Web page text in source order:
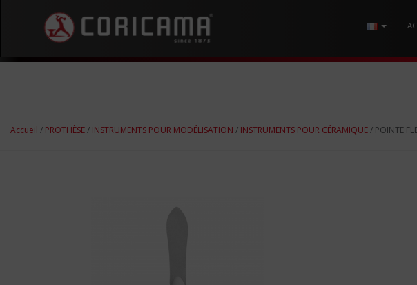
Accueil / PROTHÈSE/ INSTRUMENTS POUR MODÉLISATION / INSTRUMENTS POUR CÉRAMIQUE/ POINTE